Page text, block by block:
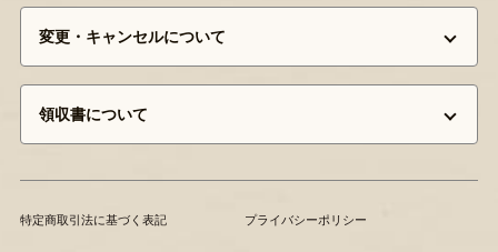
変更・キャンセルについて
領収書について
特定商取引法に基づく表記 プライバシーポリシー